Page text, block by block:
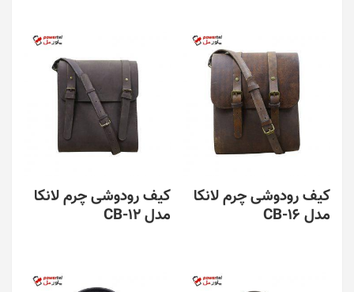
کیف رودوشی چرم لانکا
مدل CB-16
کیف رودوشی چرم لانکا
مدل CB-12